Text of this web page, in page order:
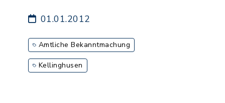
01.01.2012
Amtliche Bekanntmachung
Kellinghusen